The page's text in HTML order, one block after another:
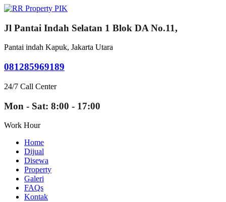
Jl Pantai Indah Selatan 1 Blok DA No.11,
Pantai indah Kapuk, Jakarta Utara
081285969189
24/7 Call Center
Mon - Sat: 8:00 - 17:00
Work Hour
Home
Dijual
Disewa
Property
Galeri
FAQs
Kontak